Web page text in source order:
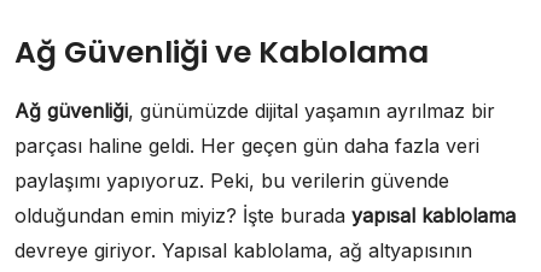
Ağ Güvenliği ve Kablolama
Ağ güvenliği, günümüzde dijital yaşamın ayrılmaz bir
parçası haline geldi. Her geçen gün daha fazla veri
paylaşımı yapıyoruz. Peki, bu verilerin güvende
olduğundan emin miyiz? İşte burada yapısal kablolama
devreye giriyor. Yapısal kablolama, ağ altyapısının